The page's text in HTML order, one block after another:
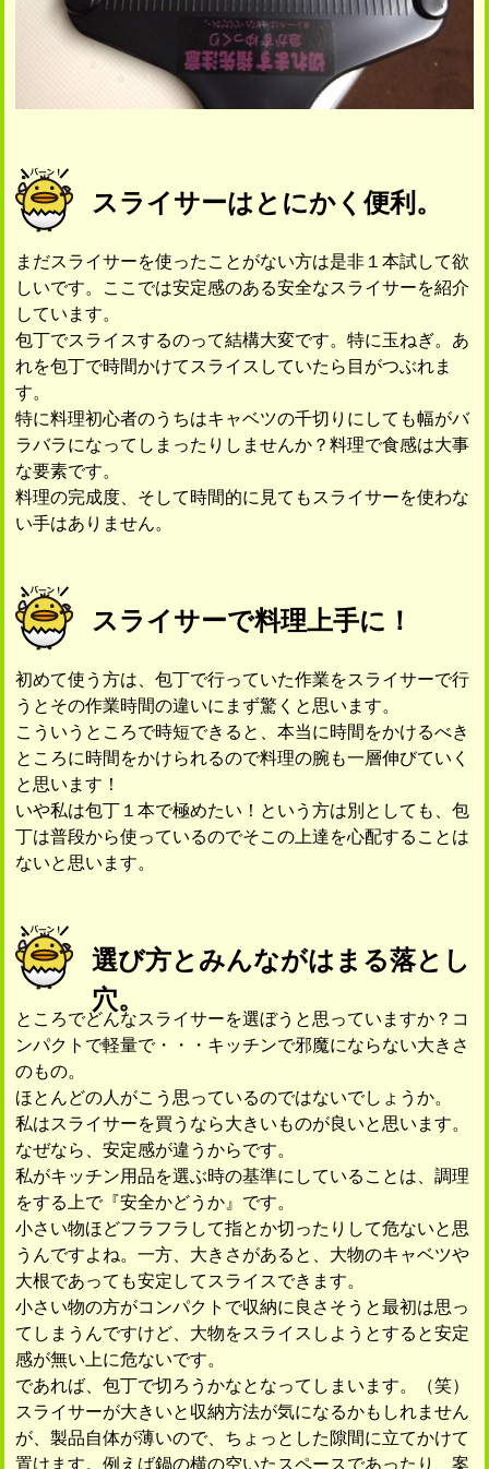
スライサーはとにかく便利。
まだスライサーを使ったことがない方は是非１本試して欲
しいです。ここでは安定感のある安全なスライサーを紹介
しています。
包丁でスライスするのって結構大変です。特に玉ねぎ。あ
れを包丁で時間かけてスライスしていたら目がつぶれま
す。
特に料理初心者のうちはキャベツの千切りにしても幅がバ
ラバラになってしまったりしませんか？料理で食感は大事
な要素です。
料理の完成度、そして時間的に見てもスライサーを使わな
い手はありません。
スライサーで料理上手に！
初めて使う方は、包丁で行っていた作業をスライサーで行
うとその作業時間の違いにまず驚くと思います。
こういうところで時短できると、本当に時間をかけるべき
ところに時間をかけられるので料理の腕も一層伸びていく
と思います！
いや私は包丁１本で極めたい！という方は別としても、包
丁は普段から使っているのでそこの上達を心配することは
ないと思います。
選び方とみんながはまる落とし
穴。
ところでどんなスライサーを選ぼうと思っていますか？コ
ンパクトで軽量で・・・キッチンで邪魔にならない大きさ
のもの。
ほとんどの人がこう思っているのではないでしょうか。
私はスライサーを買うなら大きいものが良いと思います。
なぜなら、安定感が違うからです。
私がキッチン用品を選ぶ時の基準にしていることは、調理
をする上で『安全かどうか』です。
小さい物ほどフラフラして指とか切ったりして危ないと思
うんですよね。一方、大きさがあると、大物のキャベツや
大根であっても安定してスライスできます。
小さい物の方がコンパクトで収納に良さそうと最初は思っ
てしまうんですけど、大物をスライスしようとすると安定
感が無い上に危ないです。
であれば、包丁で切ろうかなとなってしまいます。（笑）
スライサーが大きいと収納方法が気になるかもしれません
が、製品自体が薄いので、ちょっとした隙間に立てかけて
置けます。例えば鍋の横の空いたスペースであったり、案